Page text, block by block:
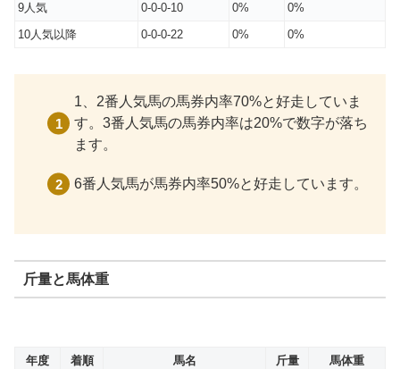
9人気
0-0-0-10 0%
0%
10人気以降
0-0-0-22 0% 0%
1、2番人気馬の馬券内率70%と好走していま
す。3番人気馬の馬券内率は20%で数字が落ち
ます。
6番人気馬が馬券内率50%と好走しています。
斤量と馬体重
年度 着順 馬名 斤量 馬体重